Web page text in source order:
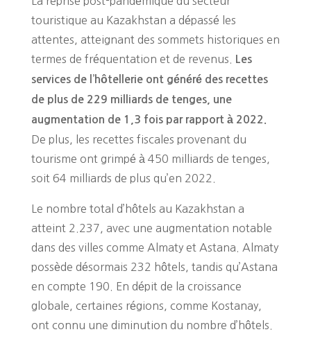
touristique au Kazakhstan a dépassé les
attentes, atteignant des sommets historiques en
termes de fréquentation et de revenus.
Les
services de l’hôtellerie ont généré des recettes
de plus de 229 milliards de tenges, une
augmentation de 1,3 fois par rapport à 2022.
De plus, les recettes fiscales provenant du
tourisme ont grimpé à 450 milliards de tenges,
soit 64 milliards de plus qu’en 2022.
Le nombre total d’hôtels au Kazakhstan a
atteint 2.237, avec une augmentation notable
dans des villes comme Almaty et Astana. Almaty
possède désormais 232 hôtels, tandis qu’Astana
en compte 190. En dépit de la croissance
globale, certaines régions, comme Kostanay,
ont connu une diminution du nombre d’hôtels.